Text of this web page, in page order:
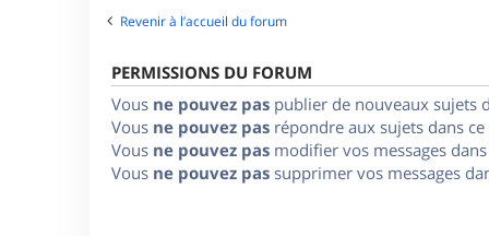
Revenir à l’accueil du forum
PERMISSIONS DU FORUM
Vous ne pouvez pas publier de nouveaux sujets
Vous ne pouvez pas répondre aux sujets dans
Vous ne pouvez pas modifier vos messages
Vous ne pouvez pas supprimer vos messages